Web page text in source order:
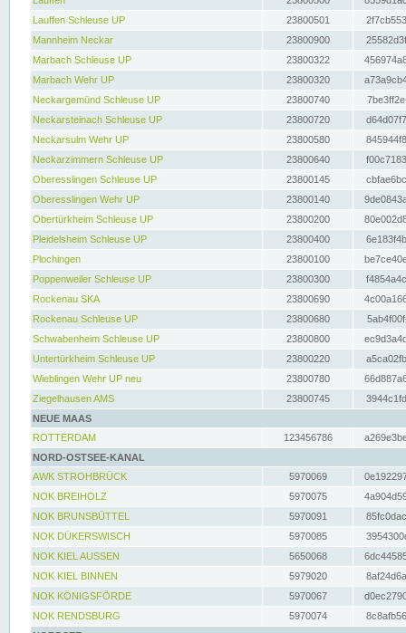
Lauffen Schleuse UP
23800501
Mannheim Neckar
23800900
Marbach Schleuse UP
23800322
Marbach Wehr UP
23800320
Neckargemünd Schleuse UP
23800740
Neckarsteinach Schleuse UP
23800720
Neckarsulm Wehr UP
23800580
Neckarzimmern Schleuse UP
23800640
Oberesslingen Schleuse UP
23800145
Oberesslingen Wehr UP
23800140
Obertürkheim Schleuse UP
23800200
Pleidelsheim Schleuse UP
23800400
Plochingen
23800100
Poppenweiler Schleuse UP
23800300
Rockenau SKA
23800690
Rockenau Schleuse UP
23800680
Schwabenheim Schleuse UP
23800800
Untertürkheim Schleuse UP
23800220
Wieblingen Wehr UP neu
23800780
Ziegelhausen AMS
23800745
NEUE MAAS
ROTTERDAM
123456786
NORD-OSTSEE-KANAL
AWK STROHBRÜCK
5970069
NOK BREIHOLZ
5970075
NOK BRUNSBÜTTEL
5970091
NOK DÜKERSWISCH
5970085
NOK KIEL AUSSEN
5650068
NOK KIEL BINNEN
5979020
NOK KÖNIGSFÖRDE
5970067
NOK RENDSBURG
5970074